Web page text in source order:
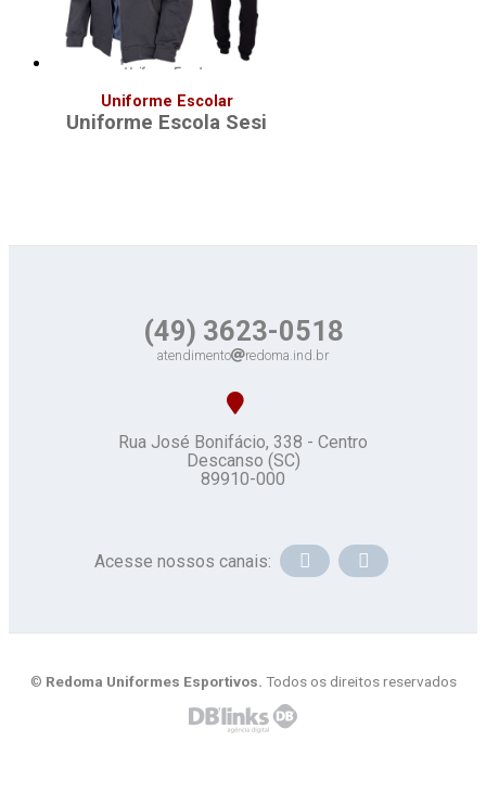
Uniforme Escolar
Uniforme Escola Sesi
(49) 3623-0518
atendimento redoma.ind.br
Rua José Bonifácio, 338 - Centro
Descanso (SC)
89910-000
Acesse nossos canais:
© Redoma Uniformes Esportivos. Todos os direitos reservados